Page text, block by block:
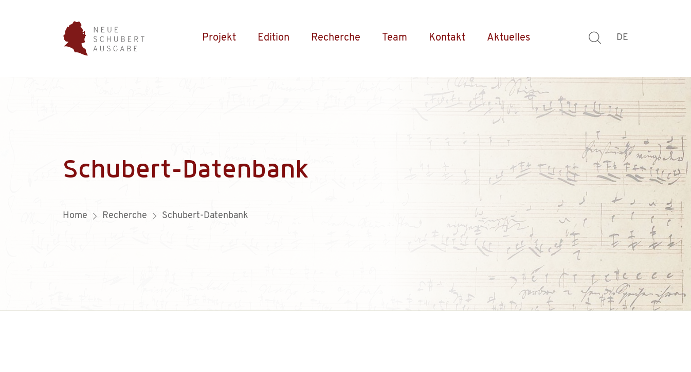
Projekt Edition Recherche Team Kontakt Aktuelles DE
Schubert-Datenbank
Home Recherche Schubert-Datenbank